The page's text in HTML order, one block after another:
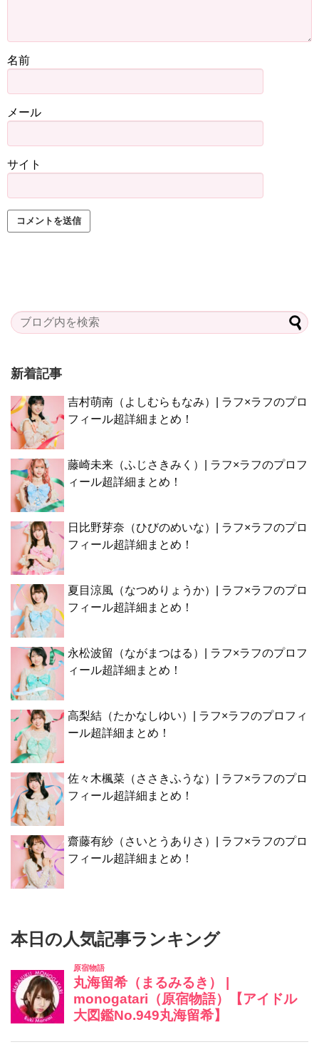
名前
メール
サイト
新着記事
吉村萌南（よしむらもなみ）| ラフ×ラフのプロ
フィール超詳細まとめ！
藤崎未来（ふじさきみく）| ラフ×ラフのプロフ
ィール超詳細まとめ！
日比野芽奈（ひびのめいな）| ラフ×ラフのプロ
フィール超詳細まとめ！
夏目涼風（なつめりょうか）| ラフ×ラフのプロ
フィール超詳細まとめ！
永松波留（ながまつはる）| ラフ×ラフのプロフ
ィール超詳細まとめ！
高梨結（たかなしゆい）| ラフ×ラフのプロフィ
ール超詳細まとめ！
佐々木楓菜（ささきふうな）| ラフ×ラフのプロ
フィール超詳細まとめ！
齋藤有紗（さいとうありさ）| ラフ×ラフのプロ
フィール超詳細まとめ！
本日の人気記事ランキング